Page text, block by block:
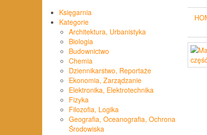
Księgarnia
Kategorie
Architektura, Urbanistyka
Biologia
Budownictwo
Chemia
Dziennikarstwo, Reportaże
Ekonomia, Zarządzanie
Elektronika, Elektrotechnika
Fizyka
Filozofia, Logika
Geografia, Oceanografia, Ochrona
Środowiska